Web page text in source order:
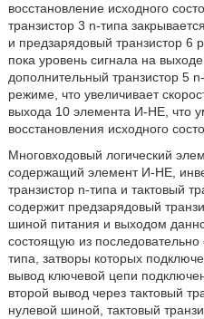
восстановление исходного
транзистор 3 n-типа
и предзарядовый транзистор 6
пока уровень сигнала на
дополнительный транзистор 5
режиме, что увеличивает
выхода 10 элемента И-НЕ, что
восстановления исходного
Многовходовый логический
содержащий элемент И-НЕ,
транзистор n-типа и тактовый
содержит предзарядовый
шиной питания и выходом
состоящую из
типа, затворы которых
вывод ключевой цепи
второй вывод через тактовый
нулевой шиной, тактовый